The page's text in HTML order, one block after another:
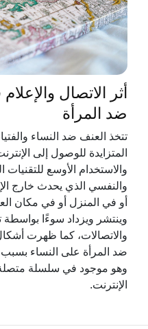
أثر الاتصال
ضد المرأة
تتخذ العنف ضد النساء
المتزايدة للوصول إلى
والاستخدام الأوسع
والنفسي الذي يحدث خارج
أو في المنزل أو في مكان
وينتشر ويزداد سوءًا بواسطة
والاتصالات، كما ظهرت
ضد المرأة على النساء
وهو موجود في سلسلة متصلة
الإنترنت.